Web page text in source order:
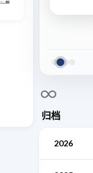
归档
2026